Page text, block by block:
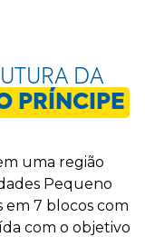
DA
PRÍNCIPE
uma região
Pequeno
em 7 blocos com
com o objetivo